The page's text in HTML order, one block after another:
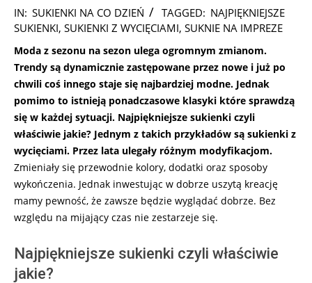
2026-
05-
IN: SUKIENKI NA CO DZIEŃ TAGGED: NAJPIĘKNIEJSZE
SUKIENKI, SUKIENKI Z WYCIĘCIAMI, SUKNIE NA IMPREZE
Moda z sezonu na sezon ulega ogromnym zmianom.
Trendy są dynamicznie zastępowane przez nowe i już po
chwili coś innego staje się najbardziej modne. Jednak
pomimo to istnieją ponadczasowe klasyki które sprawdzą
się w każdej sytuacji. Najpiękniejsze sukienki czyli
właściwie jakie? Jednym z takich przykładów są sukienki z
wycięciami. Przez lata ulegały różnym modyfikacjom.
Zmieniały się przewodnie kolory, dodatki oraz sposoby
wykończenia. Jednak inwestując w dobrze uszytą kreację
mamy pewność, że zawsze będzie wyglądać dobrze. Bez
względu na mijający czas nie zestarzeje się.
Najpiękniejsze sukienki czyli właściwie
jakie?